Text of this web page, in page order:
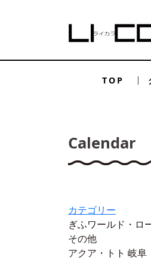
TOP
Calendar
カテゴリー
ぎふワールド・ロ
その他
アクア・トト 岐阜